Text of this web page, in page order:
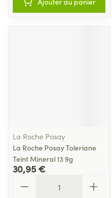
La Roche Posay
La Roche Posay Toleriane
Teint Mineral 13 9g
30,95 €